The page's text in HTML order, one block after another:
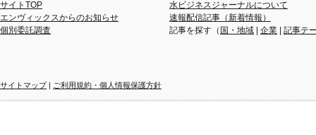
サイトTOP
エンヴィックスからのお知らせ
個別委託調査
水ビジネスジャーナルについて
速報配信記事（新着情報）
記事を探す（ 国・地域 企業 記事テ
サイトマップ| ご利用規約・個人情報保護方針